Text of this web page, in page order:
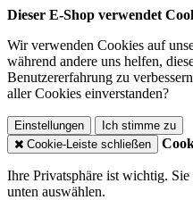
Dieser E-Shop verwendet
Wir verwenden Cookies auf
während andere uns helfen,
Benutzererfahrung zu
aller Cookies einverstanden?
Einstellungen
Ich stimme zu
Cookie-Leiste schließen
Ihre Privatsphäre ist wichtig.
unten auswählen.